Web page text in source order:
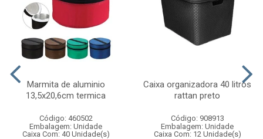
Marmita de aluminio
13,5x20,6cm termica
Código: 460502
Embalagem: Unidade
Caixa Com: 40 Unidade(s)
Caixa organizadora 40 litros
rattan preto
Código: 908913
Embalagem: Unidade
Caixa Com: 12 Unidade(s)